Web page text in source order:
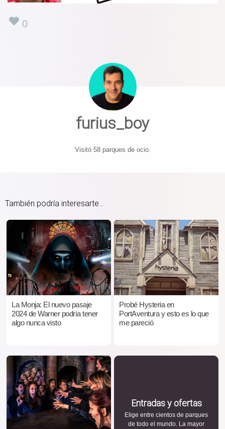
0
furius_boy
Visitó 58 parques de ocio.
También podría interesarte...
La Monja: El nuevo pasaje
2024 de Warner podría tener
algo nunca visto
Probé Hysteria en
PortAventura y esto es lo que
me pareció
Entradas y ofertas
Elige entre cientos de parques
de todo el mundo. La mayor